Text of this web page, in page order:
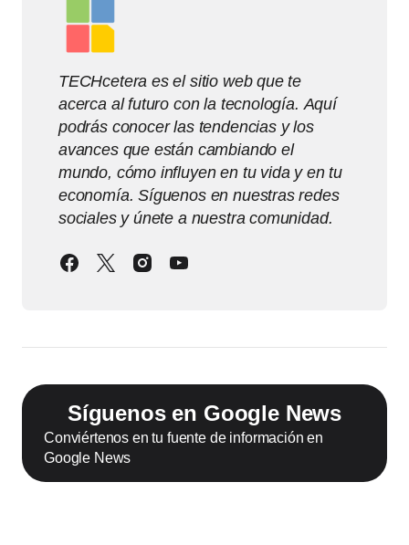
TECHcetera es el sitio web que te
acerca al futuro con la tecnología. Aquí
podrás conocer las tendencias y los
avances que están cambiando el
mundo, cómo influyen en tu vida y en tu
economía. Síguenos en nuestras redes
sociales y únete a nuestra comunidad.
Síguenos en Google News
Conviértenos en tu fuente de información en
Google News